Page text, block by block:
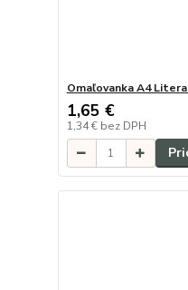
Omaľovanka A4
1,65 €
1,34 € bez DPH